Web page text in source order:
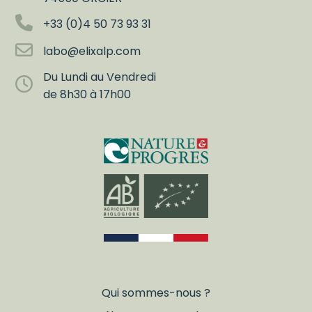
+33 (0)4 50 73 93 31
labo@elixalp.com
Du Lundi au Vendredi
de 8h30 à 17h00
Qui sommes-nous ?